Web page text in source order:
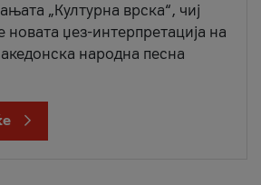
„Културна врска“, чиј
новата џез-интерпретација на
народна песна